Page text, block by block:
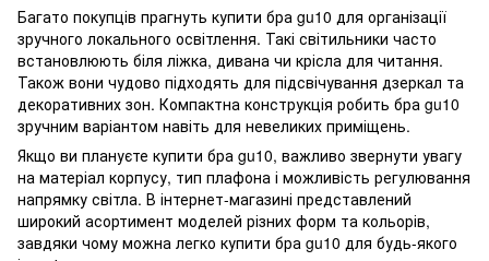
Багато покупців прагнуть купити бра gu10 для організації
зручного локального освітлення. Такі світильники часто
встановлюють біля ліжка, дивана чи крісла для читання.
Також вони чудово підходять для підсвічування дзеркал та
декоративних зон. Компактна конструкція робить бра gu10
зручним варіантом навіть для невеликих приміщень.
Якщо ви плануєте купити бра gu10, важливо звернути увагу
на матеріал корпусу, тип плафона і можливість регулювання
напрямку світла. В інтернет-магазині представлений
широкий асортимент моделей різних форм та кольорів,
завдяки чому можна легко купити бра gu10 для будь-якого